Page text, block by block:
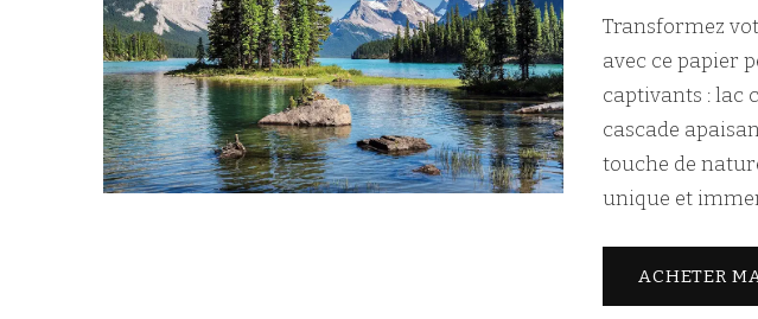
Transformez
avec ce papier
captivants : lac
cascade
touche de
unique et
ACHETER